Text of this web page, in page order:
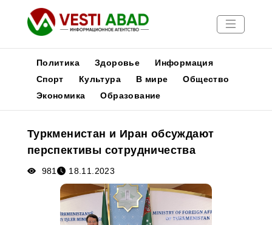
Новости
Медиа
Афиша
Политика Здоровье
Информация
Спорт
Культура В мире
Общество
Экономика
Образование
Туркменистан и Иран обсуждают
перспективы сотрудничества
981 18.11.2023